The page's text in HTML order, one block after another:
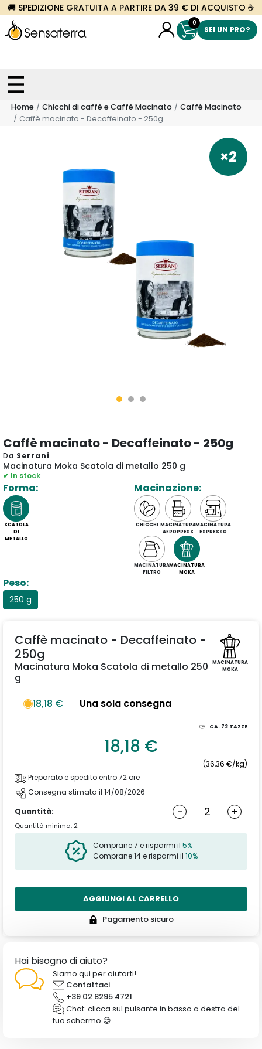
🚚 SPEDIZIONE GRATUITA A PARTIRE DA 39 € DI ACQUISTO ☕
0
SEI UN PRO?
Home Chicchi di caffè e Caffè Macinato
Caffè Macinato
Caffè macinato - Decaffeinato - 250g
×2
Caffè macinato - Decaffeinato - 250g
Da Serrani
Macinatura Moka Scatola di metallo 250 g
✔ In stock
Forma:
SCATOLA
DI
METALLO
Macinazione:
CHICCHI MACINATURA
AEROPRESS
MACINATURA
ESPRESSO
MACINATURA
FILTRO
MACINATURA
MOKA
Peso:
250 g
MACINATURA
MOKA
Caffè macinato - Decaffeinato -
250g
Macinatura Moka Scatola di metallo 250
g
18,18 €
Una sola consegna
CA. 72 TAZZE
18,18 €
(36,36 €/kg)
Preparato e spedito entro 72 ore
Consegna stimata il 14/08/2026
Quantità:
- +
Quantità minima: 2
Comprane 7 e risparmi il 5%
Comprane 14 e risparmi il 10%
AGGIUNGI AL CARRELLO
Pagamento sicuro
Hai bisogno di aiuto?
Siamo qui per aiutarti!
Contattaci
+39 02 8295 4721
Chat: clicca sul pulsante in basso a destra del
tuo schermo 😊